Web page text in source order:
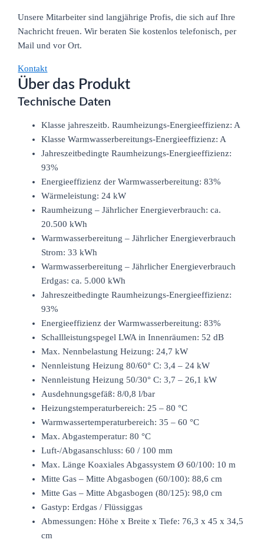
Unsere Mitarbeiter sind langjährige Profis, die sich auf Ihre
Nachricht freuen. Wir beraten Sie kostenlos telefonisch, per
Mail und vor Ort.
Kontakt
Über das Produkt
Technische Daten
Klasse jahreszeitb. Raumheizungs-Energieeffizienz: A
Klasse Warmwasserbereitungs-Energieeffizienz: A
Jahreszeitbedingte Raumheizungs-Energieeffizienz:
93%
Energieeffizienz der Warmwasserbereitung: 83%
Wärmeleistung: 24 kW
Raumheizung – Jährlicher Energieverbrauch: ca.
20.500 kWh
Warmwasserbereitung – Jährlicher Energieverbrauch
Strom: 33 kWh
Warmwasserbereitung – Jährlicher Energieverbrauch
Erdgas: ca. 5.000 kWh
Jahreszeitbedingte Raumheizungs-Energieeffizienz:
93%
Energieeffizienz der Warmwasserbereitung: 83%
Schallleistungspegel LWA in Innenräumen: 52 dB
Max. Nennbelastung Heizung: 24,7 kW
Nennleistung Heizung 80/60° C: 3,4 – 24 kW
Nennleistung Heizung 50/30° C: 3,7 – 26,1 kW
Ausdehnungsgefäß: 8/0,8 l/bar
Heizungstemperaturbereich: 25 – 80 °C
Warmwassertemperaturbereich: 35 – 60 °C
Max. Abgastemperatur: 80 °C
Luft-/Abgasanschluss: 60 / 100 mm
Max. Länge Koaxiales Abgassystem Ø 60/100: 10 m
Mitte Gas – Mitte Abgasbogen (60/100): 88,6 cm
Mitte Gas – Mitte Abgasbogen (80/125): 98,0 cm
Gastyp: Erdgas / Flüssiggas
Abmessungen: Höhe x Breite x Tiefe: 76,3 x 45 x 34,5
cm